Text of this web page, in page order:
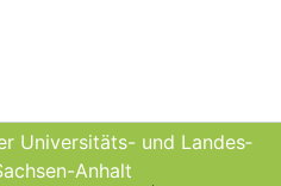
Universitäts- und Landes­
Anhalt